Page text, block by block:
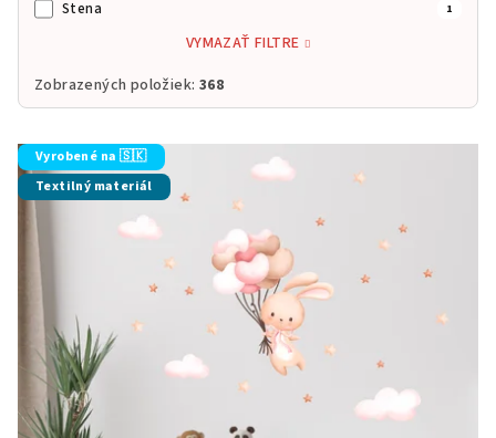
Stena 1
VYMAZAŤ FILTRE
Zobrazených položiek: 368
V
ý
p
u
Vyrobené na 🇸🇰
Textilný materiál